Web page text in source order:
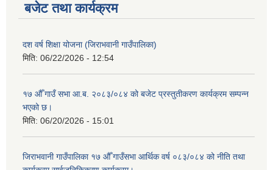
बजेट तथा कार्यक्रम
दश वर्ष शिक्षा योजना (जिराभवानी गाउँपालिका)
मिति: 06/22/2026 - 12:54
१७ औँ गाउँ सभा आ.ब. २०८३/०८४ को बजेट प्रस्तुतीकरण कार्यक्रम सम्पन्न
भएको छ।
मिति: 06/20/2026 - 15:01
जिराभवानी गाउँपालिका १७ औँ गाउँसभा आर्थिक वर्ष ०८३/०८४ को नीति तथा